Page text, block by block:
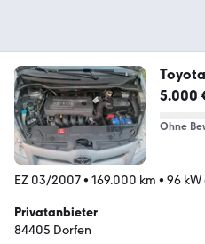
5.000
Ohne
EZ 03/2007• 169.000 km • 96 kW
Privatanbieter
84405 Dorfen